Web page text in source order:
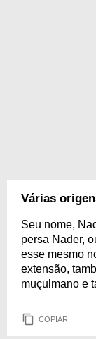
Várias
Seu nome,
persa Nader,
esse mesmo
extensão,
muçulmano e
COPIAR